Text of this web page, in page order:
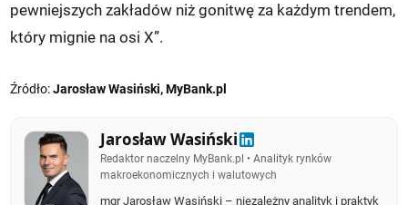
pewniejszych zakładów niż gonitwę za każdym trendem,
który mignie na osi X”.
Źródło:Jarosław Wasiński, MyBank.pl
Jarosław Wasiński
Redaktor naczelny MyBank.pl • Analityk rynków
makroekonomicznych i walutowych
mgr Jarosław Wasiński – niezależny analityk i praktyk